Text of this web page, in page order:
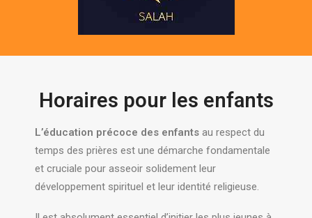
Horaires pour les enfants
L’éducation précoce des enfants au respect du
temps des prières est une démarche fondamentale
et cruciale pour asseoir solidement leur
développement spirituel et leur identité religieuse.